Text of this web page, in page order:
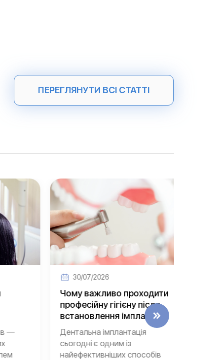
ПЕРЕГЛЯНУТИ ВСІ СТАТТІ
30/07/2026
Чому важливо проходити
професійну гігієну після
встановлення імплантів?
Дентальна імплантація
сьогодні є одним із
найефективніших способів